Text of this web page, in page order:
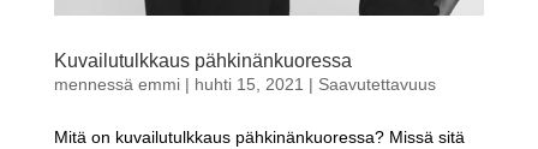
Kuvailutulkkaus pähkinänkuoressa
mennessä emmi| huhti 15, 2021 | Saavutettavuus
Mitä on kuvailutulkkaus pähkinänkuoressa? Missä sitä